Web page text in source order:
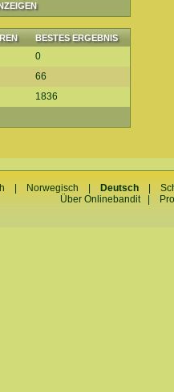
BESTES ERGEBNIS
0
66
1836
Norwegisch Deutsch |
Über Onlinebandit|